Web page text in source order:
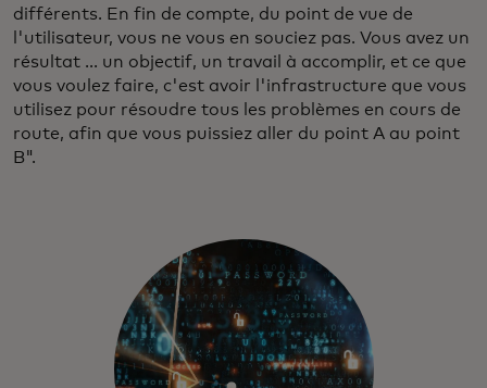
différents. En fin de compte, du point de vue de
l'utilisateur, vous ne vous en souciez pas. Vous avez un
résultat ... un objectif, un travail à accomplir, et ce que
vous voulez faire, c'est avoir l'infrastructure que vous
utilisez pour résoudre tous les problèmes en cours de
route, afin que vous puissiez aller du point A au point
B".